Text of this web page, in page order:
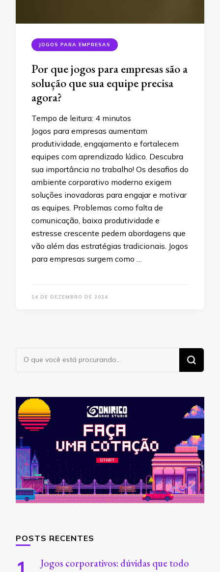
JOGOS PARA EMPRESAS
Por que jogos para empresas são a
solução que sua equipe precisa
agora?
Tempo de leitura: 4 minutos
Jogos para empresas aumentam
produtividade, engajamento e fortalecem
equipes com aprendizado lúdico. Descubra
sua importância no trabalho! Os desafios do
ambiente corporativo moderno exigem
soluções inovadoras para engajar e motivar
as equipes. Problemas como falta de
comunicação, baixa produtividade e
estresse crescente pedem abordagens que
vão além das estratégias tradicionais. Jogos
para empresas surgem como …
14 DE DEZEMBRO DE 2024
Procurando
algo?
POSTS RECENTES
Jogos corporativos: dúvidas que todo